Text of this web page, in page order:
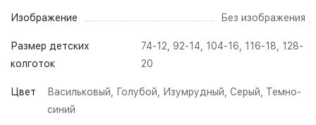
Изображение Без изображения
Размер детских
колготок
74-12, 92-14, 104-16, 116-18, 128-
20
Цвет Васильковый Голубой Изумрудный Серый
Темно-
синий